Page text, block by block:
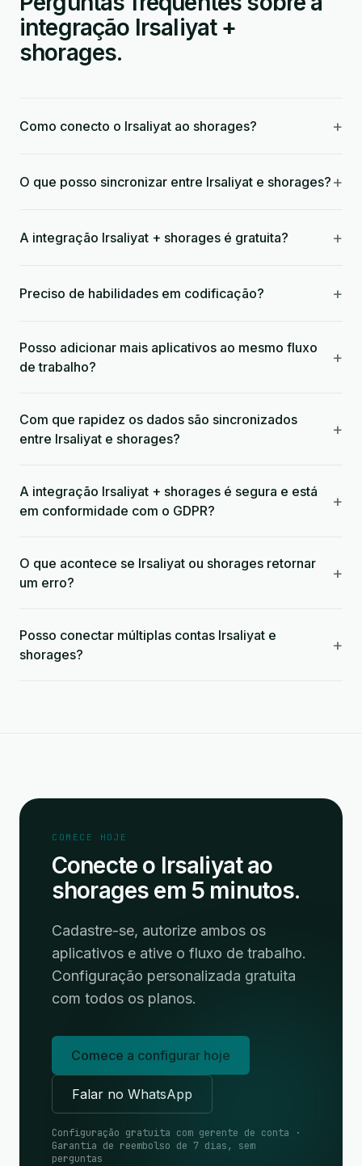
integração Irsaliyat +
shorages.
Como conecto o Irsaliyat ao shorages? +
O que posso sincronizar entre Irsaliyat e shorages? +
A integração Irsaliyat + shorages é gratuita? +
Preciso de habilidades em codificação? +
Posso adicionar mais aplicativos ao mesmo fluxo
de trabalho?
+
Com que rapidez os dados são sincronizados
entre Irsaliyat e shorages?
+
A integração Irsaliyat + shorages é segura e está
em conformidade com o GDPR?
+
O que acontece se Irsaliyat ou shorages retornar
um erro?
+
Posso conectar múltiplas contas Irsaliyat e
shorages?
+
COMECE HOJE
Conecte o Irsaliyat ao
shorages em 5 minutos.
Cadastre-se, autorize ambos os
aplicativos e ative o fluxo de trabalho.
Configuração personalizada gratuita
com todos os planos.
Comece a configurar hoje
Falar no WhatsApp
Configuração gratuita com gerente de conta ·
Garantia de reembolso de 7 dias, sem
perguntas